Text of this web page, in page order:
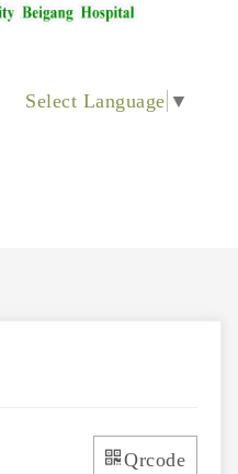
Select Language ▼
Qrcode